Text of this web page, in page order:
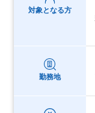
対象となる方
勤務地